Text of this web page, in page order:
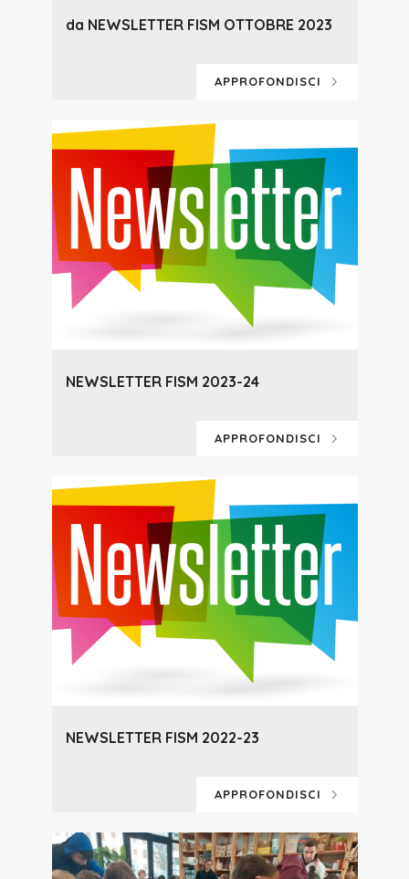
da NEWSLETTER FISM OTTOBRE 2023
APPROFONDISCI
NEWSLETTER FISM 2023-24
APPROFONDISCI
NEWSLETTER FISM 2022-23
APPROFONDISCI